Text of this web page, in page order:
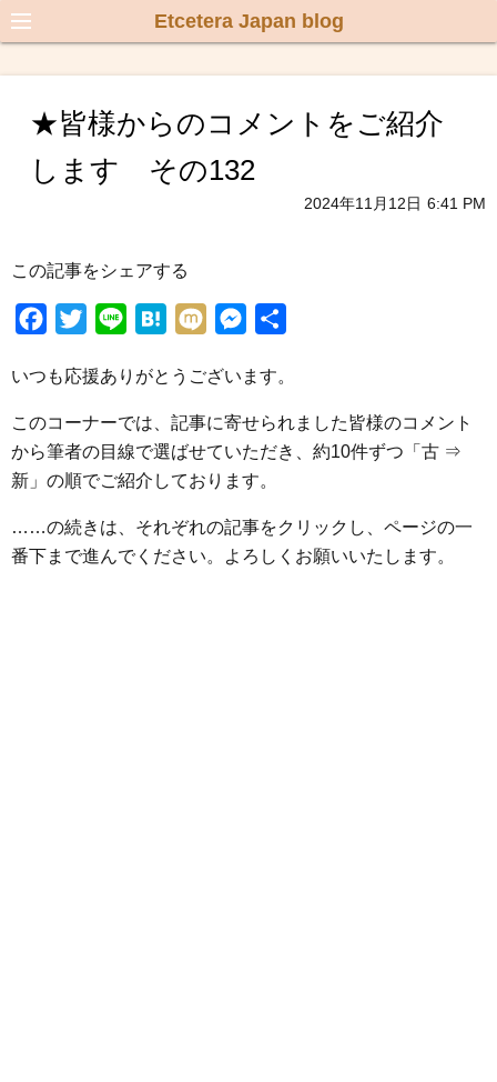
Etcetera Japan blog
★皆様からのコメントをご紹介
します その132
2024年11月12日 6:41 PM
この記事をシェアする
c
b
o
k
i
t
t
e
n
H
t
e
n
a
M
x
s
e
n
e
r
いつも応援ありがとうございます。
このコーナーでは、記事に寄せられました皆様のコメント
から筆者の目線で選ばせていただき、約10件ずつ「古 ⇒
新」の順でご紹介しております。
……の続きは、それぞれの記事をクリックし、ページの一
番下まで進んでください。よろしくお願いいたします。